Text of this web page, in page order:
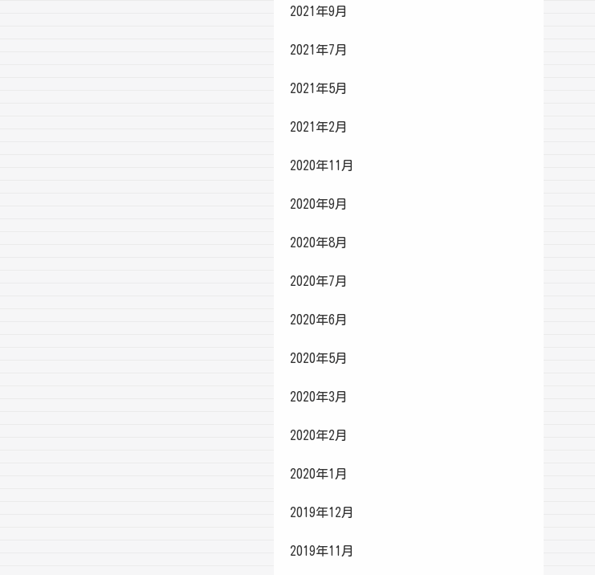
2021年9月
2021年7月
2021年5月
2021年2月
2020年11月
2020年9月
2020年8月
2020年7月
2020年6月
2020年5月
2020年3月
2020年2月
2020年1月
2019年12月
2019年11月